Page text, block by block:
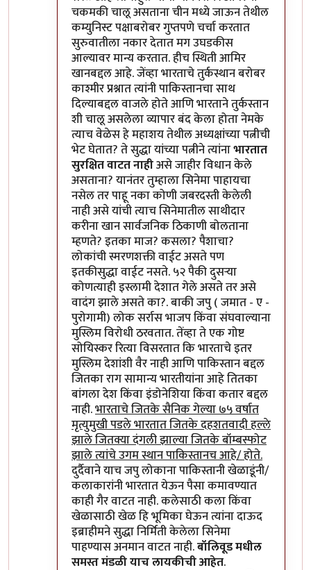
चकमकी चालू असताना चीन मध्ये जाऊन तेथील
कम्युनिस्ट पक्षाबरोबर गुप्तपणे चर्चा करतात
सुरुवातीला नकार देतात मग उघडकीस
आल्यावर मान्य करतात. हीच स्थिती आमिर
खानबद्दल आहे. जेंव्हा भारताचे तुर्कस्थान बरोबर
काश्मीर प्रश्नात त्यांनी पाकिस्तानचा साथ
दिल्याबद्दल वाजले होते आणि भारताने तुर्कस्तान
शी चालू असलेला व्यापार बंद केला होता नेमके
त्याच वेळेस हे महाशय तेथील अध्यक्षांच्या पत्नीची
भेट घेतात? ते सुद्धा यांच्या पत्नीने त्यांनाभारतात
सुरक्षित वाटत नाहीअसे जाहीर विधान केले
असताना? यानंतर तुम्हाला सिनेमा पाहायचा
नसेल तर पाहू नका कोणी जबरदस्ती केलेली
नाही असे यांची त्याच सिनेमातील साथीदार
करीना खान सार्वजनिक ठिकाणी बोलताना
म्हणते? इतका माज? कसला? पैशाचा?
लोकांची स्मरणशक्ती वाईट असते पण
इतकीसुद्धा वाईट नसते. ५२ पैकी दुसऱ्या
कोणत्याही इस्लामी देशात गेले असते तर असे
वादंग झाले असते का?. बाकी जपु ( जमात - ए -
पुरोगामी) लोक सर्रास भाजप किंवा संघवाल्याना
मुस्लिम विरोधी ठरवतात. तेंव्हा ते एक गोष्ट
सोयिस्कर रित्या विसरतात कि भारताचे इतर
मुस्लिम देशांशी वैर नाही आणि पाकिस्तान बद्दल
जितका राग सामान्य भारतीयांना आहे तितका
बांगला देश किंवा इंडोनेशिया किंवा कतार बद्दल
नाही.भारताचे जितके सैनिक गेल्या ७५ वर्षात
मृत्युमुखी पडले भारतात जितके दहशतवादी हल्ले
झाले जितक्या दंगली झाल्या जितके बॉम्बस्फोट
झाले त्यांचे उगम स्थान पाकिस्तानच आहे/ होते.
दुर्दैवाने याच जपु लोकाना पाकिस्तानी खेळाडूंनी/
कलाकारांनी भारतात येऊन पैसा कमावण्यात
काही गैर वाटत नाही. कलेसाठी कला किंवा
खेळासाठी खेळ हि भूमिका घेऊन त्यांना दाऊद
इब्राहीमने सुद्धा निर्मिती केलेला सिनेमा
पाहण्यास अनमान वाटत नाही.बॉलिवूड मधील
समस्त मंडळी याच लायकीची आहेत.